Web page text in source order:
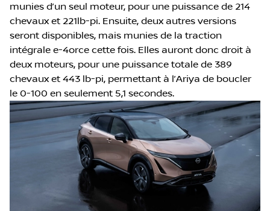
munies d’un seul moteur, pour une puissance de 214
chevaux et 221lb-pi. Ensuite, deux autres versions
seront disponibles, mais munies de la traction
intégrale e-4orce cette fois. Elles auront donc droit à
deux moteurs, pour une puissance totale de 389
chevaux et 443 lb-pi, permettant à l’Ariya de boucler
le 0-100 en seulement 5,1 secondes.